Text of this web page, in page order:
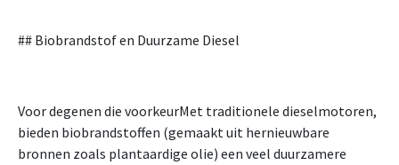
## Biobrandstof en Duurzame Diesel
Voor degenen die voorkeurMet traditionele dieselmotoren,
bieden biobrandstoffen (gemaakt uit hernieuwbare
bronnen zoals plantaardige olie) een veel duurzamere